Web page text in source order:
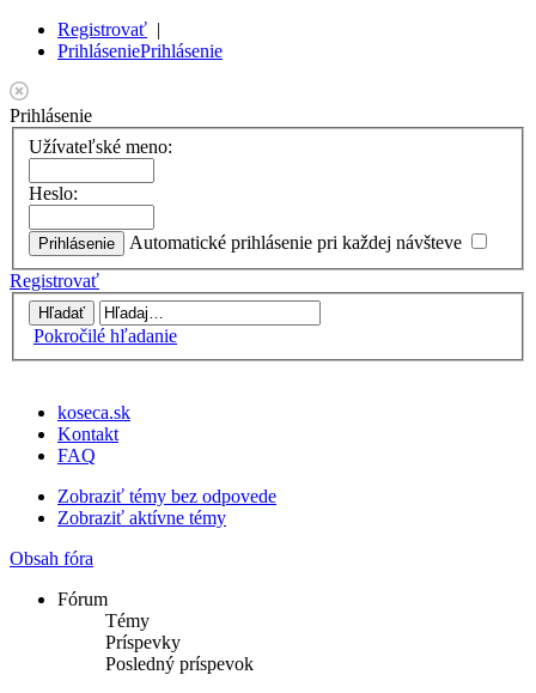
Registrovať |
PrihláseniePrihlásenie
Prihlásenie
Užívateľské meno:
Heslo:
Automatické prihlásenie pri každej návšteve
Registrovať
Pokročilé hľadanie
koseca.sk
Kontakt
FAQ
Zobraziť témy bez odpovede
Zobraziť aktívne témy
Obsah fóra
Fórum
Témy
Príspevky
Posledný príspevok